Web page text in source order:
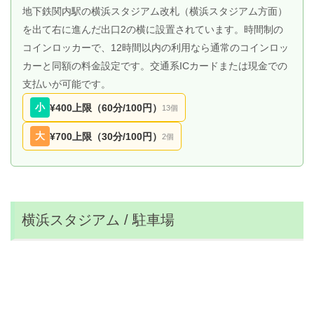
地下鉄関内駅の横浜スタジアム改札（横浜スタジアム方面）
を出て右に進んだ出口2の横に設置されています。時間制の
コインロッカーで、12時間以内の利用なら通常のコインロッ
カーと同額の料金設定です。交通系ICカードまたは現金での
支払いが可能です。
小 ¥400上限（60分/100円） 13個
大 ¥700上限（30分/100円） 2個
横浜スタジアム / 駐車場